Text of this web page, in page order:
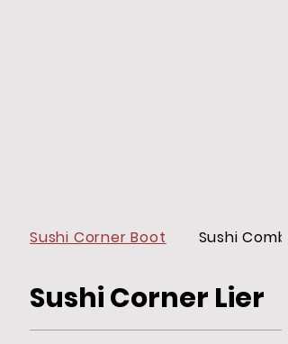
Sushi Corner Lier
Sushi Corner Boot Sushi